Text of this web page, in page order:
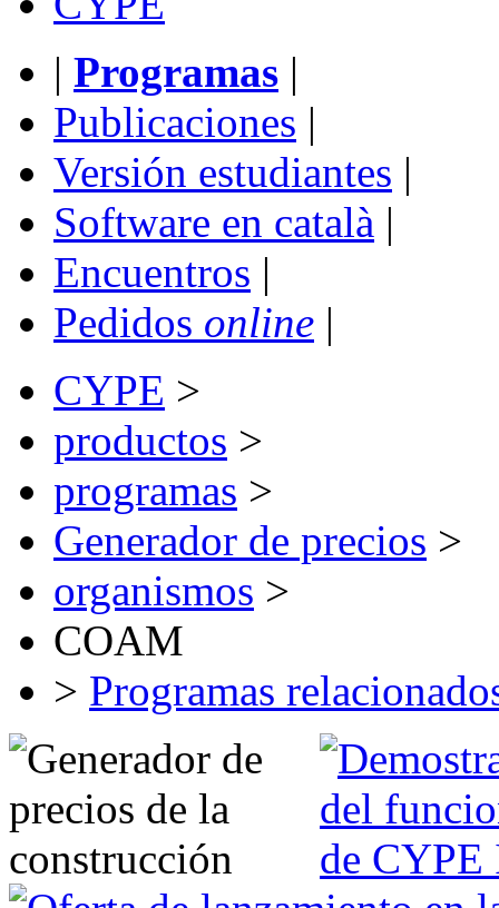
| Programas |
Publicaciones |
Versión estudiantes |
Software en català |
Encuentros |
Pedidos online |
CYPE >
productos >
programas >
Generador de precios >
organismos >
COAM
> Programas